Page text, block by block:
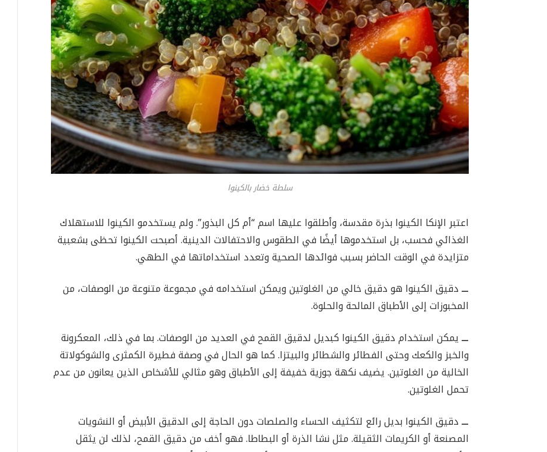
سلطة خضار بالكينوا
اعتبر الإنكا الكينوا بذرة مقدسة، وأطلقوا عليها اسم “أم كل البذور”. ولم يستخدمو الكينوا للاستهلاك
الغذائي فحسب، بل استخدموها أيضًا في الطقوس والاحتفالات الدينية. أصبحت الكينوا تحظى بشعبية
متزايدة في الوقت الحاضر بسبب فوائدها الصحية وتعدد استخداماتها في الطهي.
ـــدقيق الكينوا هو دقيق خالي من الغلوتين ويمكن استخدامه في مجموعة متنوعة من الوصفات، من
المخبوزات إلى الأطباق المالحة والحلوة.
ـــيمكن استخدام دقيق الكينوا كبديل لدقيق القمح في العديد من الوصفات. بما في ذلك، المعكرونة
والخبز والكعك وحتى الفطائر والشطائر والبيتزا. كما هو الحال في وصفة فطيرة الكمثرى والشوكولاتة
الخالية من الغلوتين. يضيف نكهة جوزية خفيفة إلى الأطباق وهو مثالي للأشخاص الذين يعانون من عدم
تحمل الغلوتين.
ـــدقيق الكينوا بديل رائع لتكثيف الحساء والصلصات دون الحاجة إلى الدقيق الأبيض أو النشويات
المصنعة أو الكريمات الثقيلة. مثل نشا الذرة أو البطاطا. فهو أخف من دقيق القمح، لذلك لن يثقل